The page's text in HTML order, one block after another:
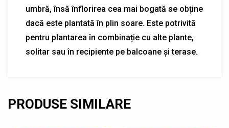
umbră, însă înflorirea cea mai bogată se obține
dacă este plantată în plin soare. Este potrivită
pentru plantarea în combinație cu alte plante,
solitar sau în recipiente pe balcoane și terase.